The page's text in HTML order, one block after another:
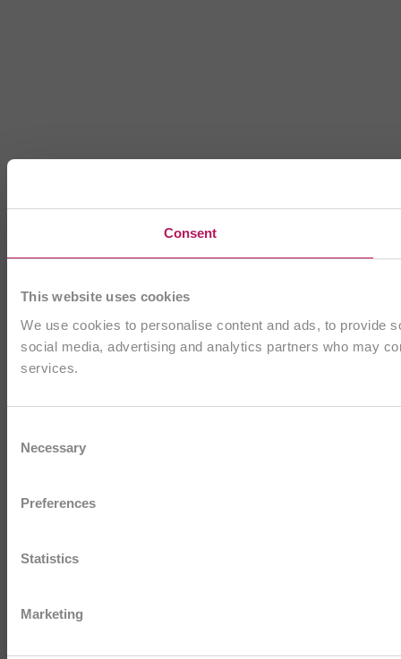
Consent
This website uses cookies
We use cookies to personalise content and ads, to provide
social media, advertising and analytics partners who may
services.
Selection
Necessary
Preferences
Statistics
Marketing